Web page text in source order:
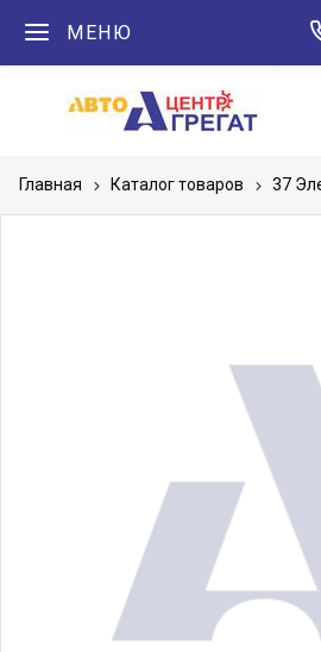
МЕНЮ
Главная Каталог товаров 37